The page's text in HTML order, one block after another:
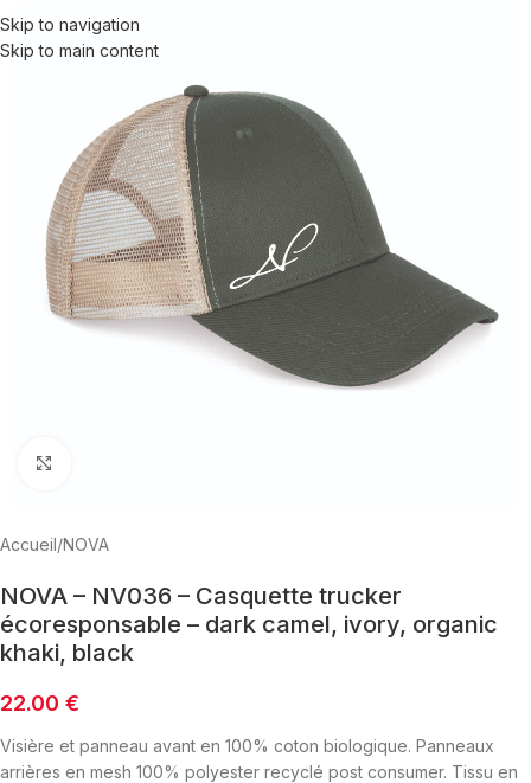
Skip to navigation
Skip to main content
Accueil/NOVA
NOVA – NV036 – Casquette trucker
écoresponsable – dark camel, ivory, organic
khaki, black
22.00 €
Visière et panneau avant en 100% coton biologique. Panneaux
arrières en mesh 100% polyester recyclé post consumer. Tissu en